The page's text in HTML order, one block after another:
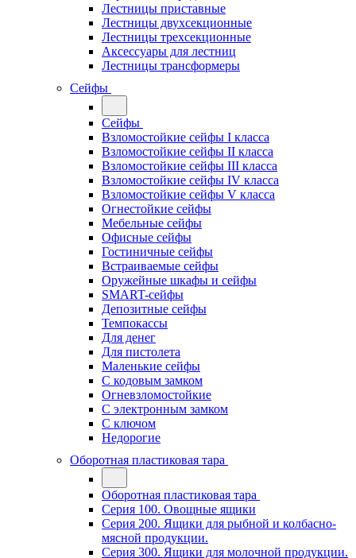
Лестницы приставные
Лестницы двухсекционные
Лестницы трехсекционные
Аксессуары для лестниц
Лестницы трансформеры
Сейфы
Сейфы
Взломостойкие сейфы I класса
Взломостойкие сейфы II класса
Взломостойкие сейфы III класса
Взломостойкие сейфы IV класса
Взломостойкие сейфы V класса
Огнестойкие сейфы
Мебельные сейфы
Офисные сейфы
Гостиничные сейфы
Встраиваемые сейфы
Оружейные шкафы и сейфы
SMART-сейфы
Депозитные сейфы
Темпокассы
Для денег
Для пистолета
Маленькие сейфы
С кодовым замком
Огневзломостойкие
С электронным замком
С ключом
Недорогие
Оборотная пластиковая тара
Оборотная пластиковая тара
Серия 100. Овощные ящики
Серия 200. Ящики для рыбной и колбасно-
мясной продукции.
Серия 300. Ящики для молочной продукции.